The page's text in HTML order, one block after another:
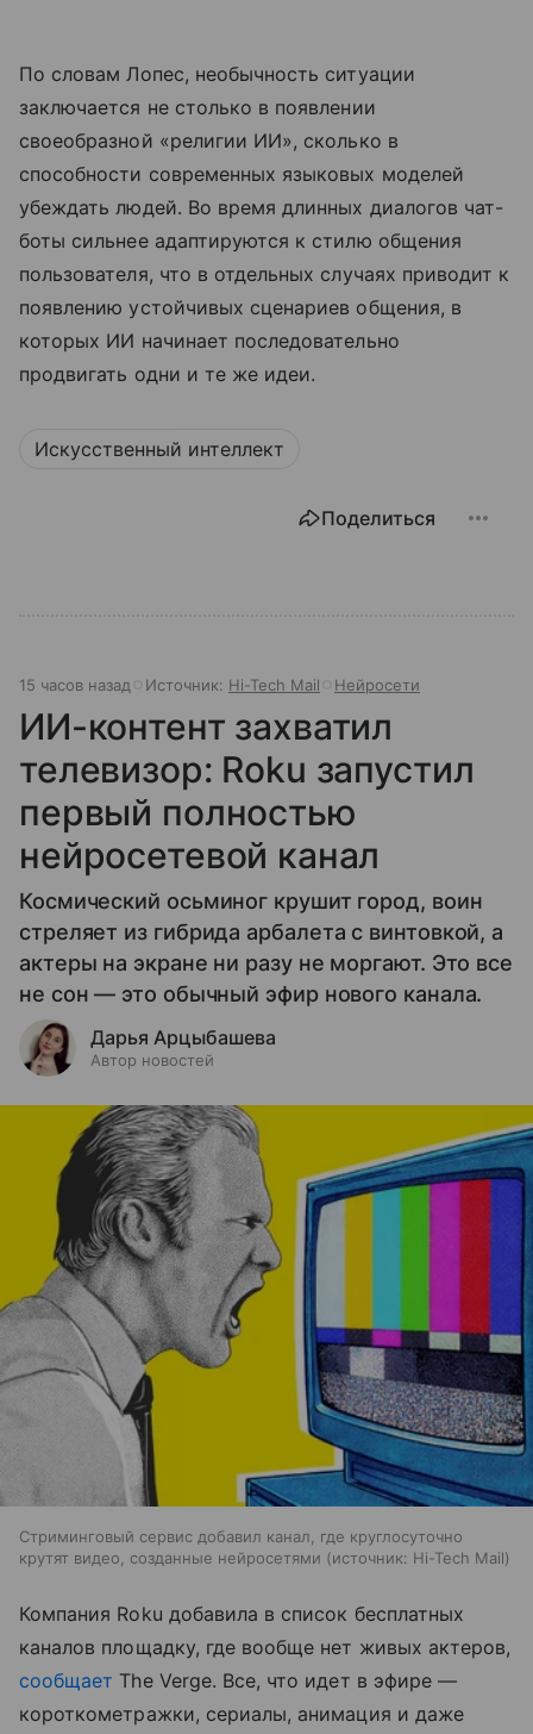
По словам Лопес, необычность ситуации
заключается не столько в появлении
своеобразной «религии ИИ», сколько в
способности современных языковых моделей
убеждать людей. Во время длинных диалогов чат-
боты сильнее адаптируются к стилю общения
пользователя, что в отдельных случаях приводит к
появлению устойчивых сценариев общения, в
которых ИИ начинает последовательно
продвигать одни и те же идеи.
Искусственный интеллект
Поделиться
15 часов назад Источник: Hi-Tech Mail Нейросети
ИИ-контент захватил
телевизор: Roku запустил
первый полностью
нейросетевой канал
Космический осьминог крушит город, воин
стреляет из гибрида арбалета с винтовкой, а
актеры на экране ни разу не моргают. Это все
не сон — это обычный эфир нового канала.
Дарья Арцыбашева
Автор новостей
Стриминговый сервис добавил канал, где круглосуточно
крутят видео, созданные нейросетями
источник: Hi-Tech Mail
Компания Roku добавила в список бесплатных
каналов площадку, где вообще нет живых актеров,
сообщает The Verge. Все, что идет в эфире —
короткометражки, сериалы, анимация и даже